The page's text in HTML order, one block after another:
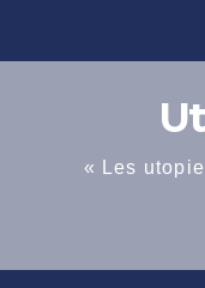
« Les